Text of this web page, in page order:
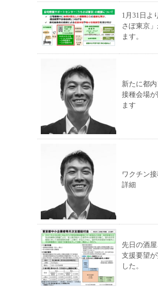
1月31日よ
さぽ東京
ます。
新たに都
接種会場
ます
ワクチン接
詳細
先日の酒
支援要望が
した。